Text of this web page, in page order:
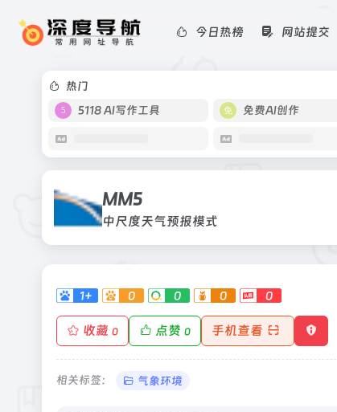
今日热榜 网站提交
热门
5118 AI写作工具
免费AI创作
MM5
中尺度天气预报模式
1+ 0 0 0 0
收藏 0 点赞 0 手机查看
相关标签： 气象环境